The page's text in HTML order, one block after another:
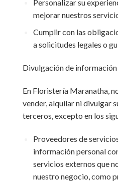
Personalizar su
mejorar nuestros
Cumplir con las
a solicitudes legales o
Divulgación de información
En Floristería Maranatha,
vender, alquilar ni divulgar
terceros, excepto en los
Proveedores de
información personal
servicios externos que
nuestro negocio, como